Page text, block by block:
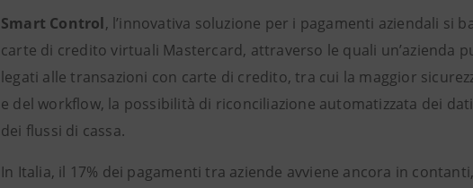
Smart Control, l’innovativa soluzione per i pagamenti aziendali si
carte di credito virtuali Mastercard, attraverso le quali un’azienda
legati alle transazioni con carte di credito, tra cui la maggior
e del workflow, la possibilità di riconciliazione automatizzata dei
dei flussi di cassa.
In Italia, il 17% dei pagamenti tra aziende avviene ancora in